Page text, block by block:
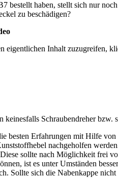
bestellt haben, stellt sich nur
zu beschädigen?
eigentlichen Inhalt zuzugreifen,
Schraubendreher bzw.
besten Erfahrungen mit Hilfe
nachgeholfen
sollte nach Möglichkeit frei
ist es unter Umständen
Sollte sich die Nabenkappe